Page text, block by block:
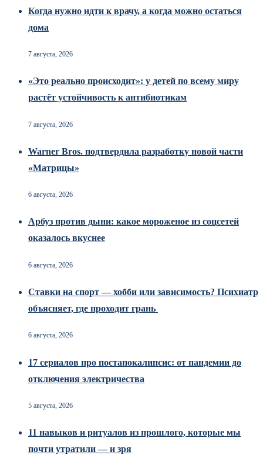
Когда нужно идти к врачу, а когда можно остаться
дома
7 августа, 2026
«Это реально происходит»: у детей по всему миру
растёт устойчивость к антибиотикам
7 августа, 2026
Warner Bros. подтвердила разработку новой части
«Матрицы»
6 августа, 2026
Арбуз против дыни: какое мороженое из соцсетей
оказалось вкуснее
6 августа, 2026
Ставки на спорт — хобби или зависимость? Психиатр
объясняет, где проходит грань
6 августа, 2026
17 сериалов про постапокалипсис: от пандемии до
отключения электричества
5 августа, 2026
11 навыков и ритуалов из прошлого, которые мы
почти утратили — и зря